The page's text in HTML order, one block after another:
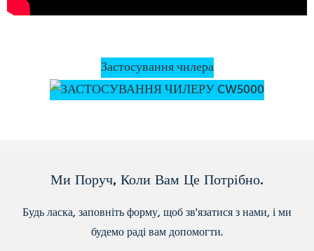
Застосування чилера
Ми Поруч, Коли Вам Це Потрібно.
Будь ласка, заповніть форму, щоб зв'язатися з нами, і ми
будемо раді вам допомогти.